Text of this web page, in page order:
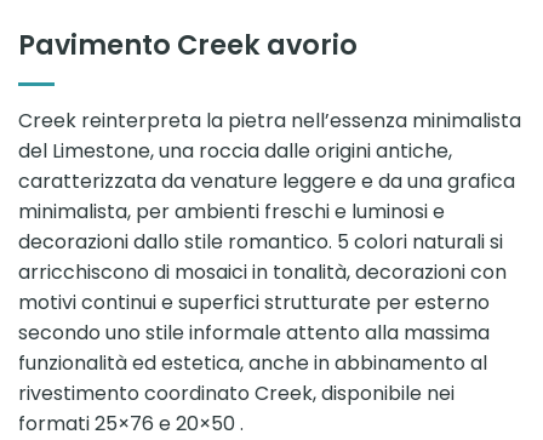
Pavimento Creek avorio
Creek reinterpreta la pietra nell’essenza minimalista
del Limestone, una roccia dalle origini antiche,
caratterizzata da venature leggere e da una grafica
minimalista, per ambienti freschi e luminosi e
decorazioni dallo stile romantico. 5 colori naturali si
arricchiscono di mosaici in tonalità, decorazioni con
motivi continui e superfici strutturate per esterno
secondo uno stile informale attento alla massima
funzionalità ed estetica, anche in abbinamento al
rivestimento coordinato Creek, disponibile nei
formati 25×76 e 20×50 .